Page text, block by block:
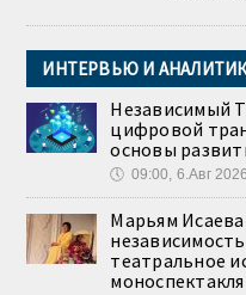
ИНТЕРВЬЮ И
Независимый
цифровой
основы
🕔 09:00, 6.Авг 2026
Марьям Исаева
театральное